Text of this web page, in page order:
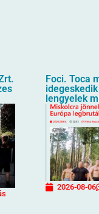
Foci. Toca
lengyelek
2026-08-06